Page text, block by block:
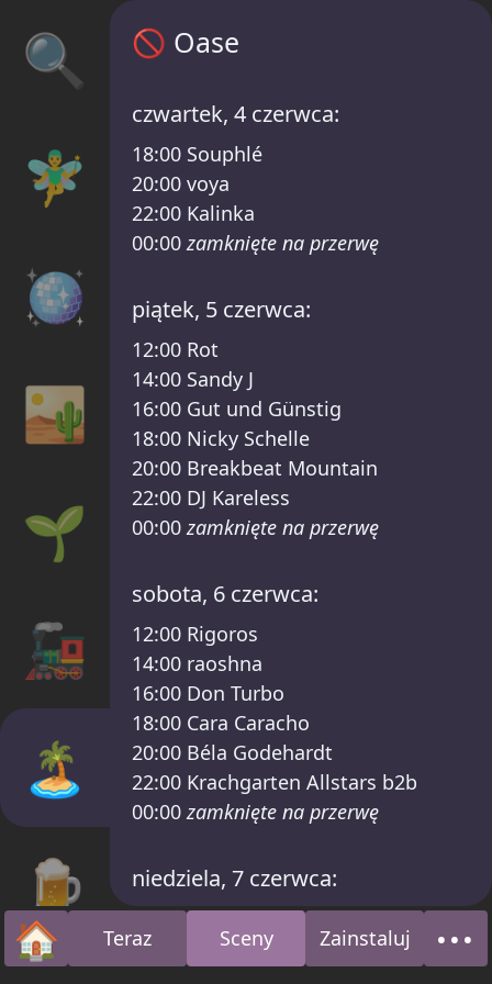
🔍
🧚‍♂️
🪩
🏜️
🌱
🚂
🏝️
🍺
Oase harmonogram – Zurück zu den
🚫 Oase
czwartek, 4 czerwca:
18:00 Souphlé
20:00 voya
22:00 Kalinka
00:00zamknięte na przerwę
piątek, 5 czerwca:
12:00 Rot
14:00 Sandy J
16:00 Gut und Günstig
18:00 Nicky Schelle
20:00 Breakbeat Mountain
22:00 DJ Kareless
00:00zamknięte na przerwę
sobota, 6 czerwca:
12:00 Rigoros
14:00 raoshna
16:00 Don Turbo
18:00 Cara Caracho
20:00 Béla Godehardt
22:00 Krachgarten Allstars b2b
00:00zamknięte na przerwę
niedziela, 7 czerwca:
12:00 Ece Ekren
14:00
Chris Zippel b2b SúperRatón
🏠Strona główna
Teraz Sceny Zainstaluj •••
O